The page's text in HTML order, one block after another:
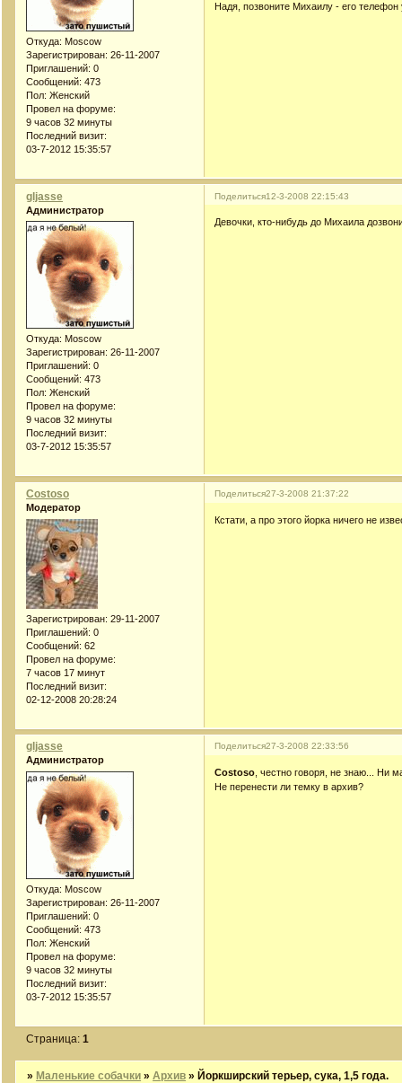
Откуда: Moscow
Зарегистрирован: 26-11-2007
Приглашений: 0
Сообщений: 473
Пол: Женский
Провел на форуме:
9 часов 32 минуты
Последний визит:
03-7-2012 15:35:57
Надя, позвоните Михаилу - его
Поделиться12-3-2008 22:15:43
gljasse
Администратор
Откуда: Moscow
Зарегистрирован: 26-11-2007
Приглашений: 0
Сообщений: 473
Пол: Женский
Провел на форуме:
9 часов 32 минуты
Последний визит:
03-7-2012 15:35:57
Девочки, кто-нибудь до Михаила
Поделиться27-3-2008 21:37:22
Costoso
Модератор
Зарегистрирован: 29-11-2007
Приглашений: 0
Сообщений: 62
Провел на форуме:
7 часов 17 минут
Последний визит:
02-12-2008 20:28:24
Кстати, а про этого йорка ничего не
Поделиться27-3-2008 22:33:56
gljasse
Администратор
Откуда: Moscow
Зарегистрирован: 26-11-2007
Приглашений: 0
Сообщений: 473
Пол: Женский
Провел на форуме:
9 часов 32 минуты
Последний визит:
03-7-2012 15:35:57
Costoso , честно говоря, не знаю... Ни
Не перенести ли темку в архив?
Страница:1
» Маленькие собачки »Архив » Йоркширский терьер, сука, 1,5 года.